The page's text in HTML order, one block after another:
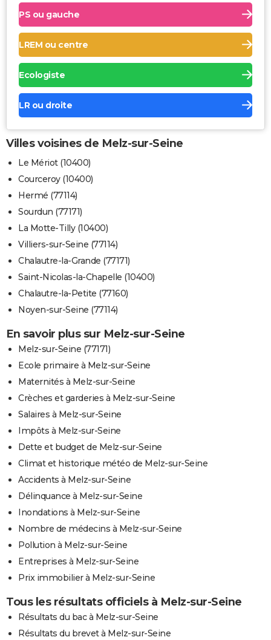
PS ou gauche
LREM ou centre
Ecologiste
LR ou droite
Villes voisines de Melz-sur-Seine
Le Mériot (10400)
Courceroy (10400)
Hermé (77114)
Sourdun (77171)
La Motte-Tilly (10400)
Villiers-sur-Seine (77114)
Chalautre-la-Grande (77171)
Saint-Nicolas-la-Chapelle (10400)
Chalautre-la-Petite (77160)
Noyen-sur-Seine (77114)
En savoir plus sur Melz-sur-Seine
Melz-sur-Seine (77171)
Ecole primaire à Melz-sur-Seine
Maternités à Melz-sur-Seine
Crèches et garderies à Melz-sur-Seine
Salaires à Melz-sur-Seine
Impôts à Melz-sur-Seine
Dette et budget de Melz-sur-Seine
Climat et historique météo de Melz-sur-Seine
Accidents à Melz-sur-Seine
Délinquance à Melz-sur-Seine
Inondations à Melz-sur-Seine
Nombre de médecins à Melz-sur-Seine
Pollution à Melz-sur-Seine
Entreprises à Melz-sur-Seine
Prix immobilier à Melz-sur-Seine
Tous les résultats officiels à Melz-sur-Seine
Résultats du bac à Melz-sur-Seine
Résultats du brevet à Melz-sur-Seine